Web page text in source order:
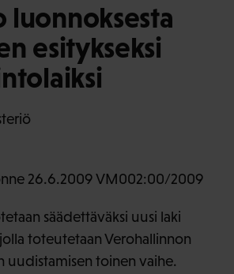
luonnoksesta
esitykseksi
26.6.2009 VM002:00/2009
säädettäväksi uusi laki
toteutetaan Verohallinnon
uudistamisen toinen vaihe.